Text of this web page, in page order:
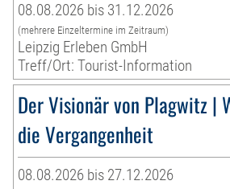
08.08.2026 bis 31.12.2026
(mehrere Einzeltermine im Zeitraum)
Leipzig Erleben GmbH
Treff/Ort: Tourist-Information
Der Visionär von Plagwitz |
die Vergangenheit
08.08.2026 bis 27.12.2026